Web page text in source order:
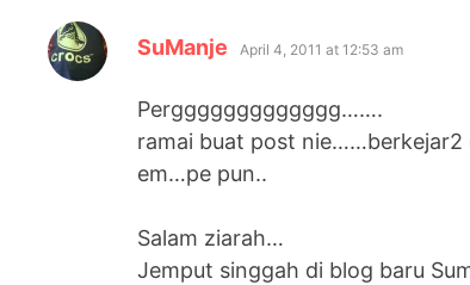
SuManje says:
April 4, 2011 at 12:53 am
Perggggggggggggg…….
ramai buat post nie……berkejar2
em…pe pun..
Salam ziarah…
Jemput singgah di blog baru